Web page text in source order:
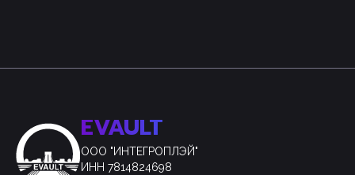
EVAULT
ООО "ИНТЕГРОПЛЭЙ"
ИНН 7814824698